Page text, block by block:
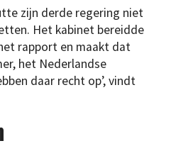
zijn derde regering niet
Het kabinet bereidde
rapport en maakt dat
het Nederlandse
daar recht op’, vindt